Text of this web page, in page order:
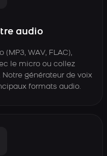
audio
WAV, FLAC),
le micro ou collez
générateur de voix
formats audio.